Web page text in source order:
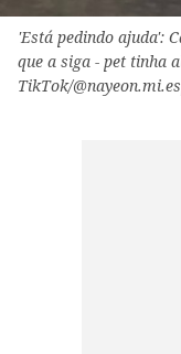
'Está pedindo ajuda':
que a siga - pet tinha
TikTok/